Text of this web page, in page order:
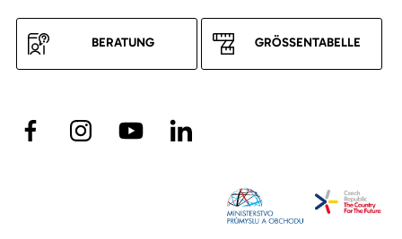
BERATUNG GRÖSSENTABELLE